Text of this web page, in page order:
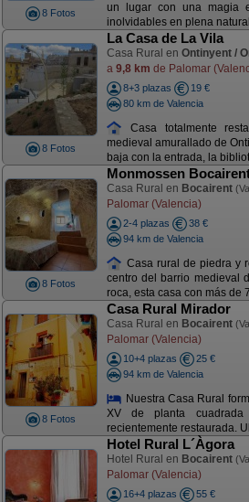
8 Fotos
un lugar con una magia
inolvidables en plena
8 Fotos
La Casa de La Vila
Casa Rural en Ontinyent /
a 9,8 km de Palomar
8+3 plazas
19 €
80 km de Valencia
Casa totalmente
medieval amurallado de
baja con la entrada, la
8 Fotos
Monmossen
Casa Rural en Bocairent
Palomar (Valencia)
2-4 plazas
38 €
94 km de Valencia
Casa rural de piedra y
centro del barrio medieval
roca, esta casa con más de
8 Fotos
Casa Rural Mirador
Casa Rural en Bocairent
Palomar (Valencia)
10+4 plazas
25 €
94 km de Valencia
Nuestra Casa Rural
XV de planta cuadrada
recientemente restaurada.
Hotel Rural L´Àgora
Hotel Rural en Bocairent
Palomar (Valencia)
16+4 plazas
55 €